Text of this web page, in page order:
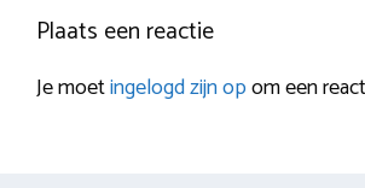
Plaats een reactie
Je moetingelogd zijn opom een